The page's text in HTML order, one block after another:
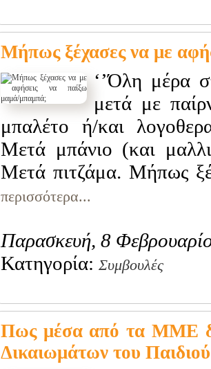
Μήπως ξέχασες να με
‘’Όλη μέρα
μετά με
μπαλέτο ή/και
Μετά μπάνιο (και
Μετά πιτζάμα. Μήπως
περισσότερα...
Παρασκευή, 8
Κατηγορία: Συμβουλές
Πως μέσα από τα ΜΜΕ
Δικαιωμάτων του Παιδιού